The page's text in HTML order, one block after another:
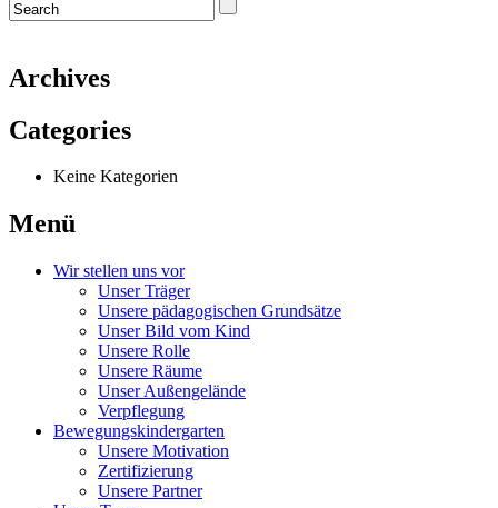
Archives
Categories
Keine Kategorien
Menü
Wir stellen uns vor
Unser Träger
Unsere pädagogischen Grundsätze
Unser Bild vom Kind
Unsere Rolle
Unsere Räume
Unser Außengelände
Verpflegung
Bewegungskindergarten
Unsere Motivation
Zertifizierung
Unsere Partner